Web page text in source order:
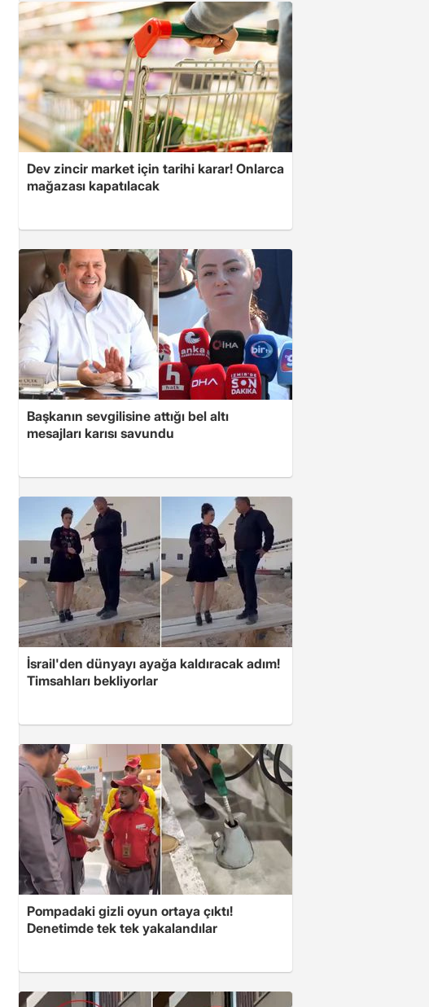
Dev zincir market için tarihi karar! Onlarca
mağazası kapatılacak
Başkanın sevgilisine attığı bel altı
mesajları karısı savundu
İsrail'den dünyayı ayağa kaldıracak adım!
Timsahları bekliyorlar
Pompadaki gizli oyun ortaya çıktı!
Denetimde tek tek yakalandılar